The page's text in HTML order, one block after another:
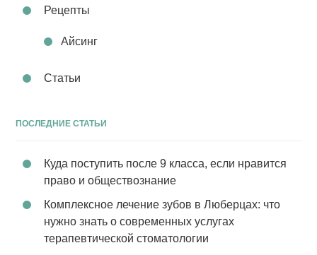
Рецепты
Айсинг
Статьи
ПОСЛЕДНИЕ СТАТЬИ
Куда поступить после 9 класса, если нравится
право и обществознание
Комплексное лечение зубов в Люберцах: что
нужно знать о современных услугах
терапевтической стоматологии